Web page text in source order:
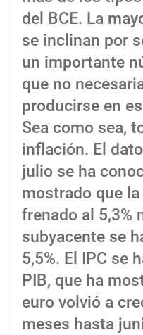
del BCE. La
se inclinan por
un importante
que no
producirse en
Sea como sea,
inflación. El
julio se ha
mostrado que
frenado al 5,3%
subyacente se
5,5%. El IPC se
PIB, que ha
euro volvió a
meses hasta